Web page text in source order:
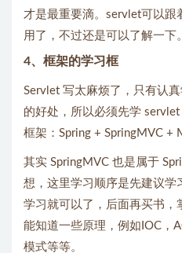
才是最重要滴。servlet可以跟
用了，不过还是可以了解一下。
4、框架的学习框
Servlet 写太麻烦了，只有认
的好处，所以必须先学
框架：Spring + SpringMVC +
其实 SpringMVC 也是属于
想，这里学习顺序是先建议学
学习就可以了，后面再买书，
能知道一些原理，例如IOC，
模式等等。